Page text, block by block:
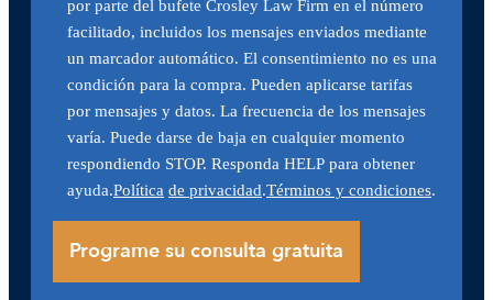
por parte del bufete Crosley Law Firm en el número
facilitado, incluidos los mensajes enviados mediante
un marcador automático. El consentimiento no es una
condición para la compra. Pueden aplicarse tarifas
por mensajes y datos. La frecuencia de los mensajes
varía. Puede darse de baja en cualquier momento
respondiendo STOP. Responda HELP para obtener
ayuda.Política de privacidad.Términos y condiciones.